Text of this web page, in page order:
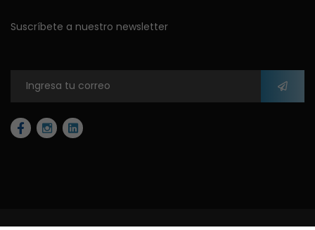
Suscríbete a nuestro newsletter